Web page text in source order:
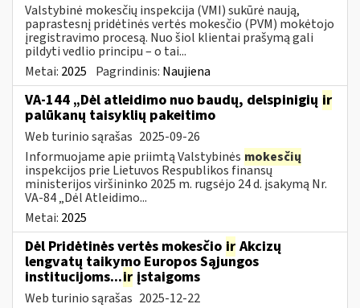
Valstybinė mokesčių inspekcija (VMI) sukūrė naują,
paprastesnį pridėtinės vertės mokesčio (PVM) mokėtojo
įregistravimo procesą. Nuo šiol klientai prašymą gali
pildyti vedlio principu – o tai...
Metai: 2025 Pagrindinis: Naujiena
VA-144 „Dėl atleidimo nuo baudų, delspinigių ir
palūkanų taisyklių pakeitimo
Web turinio sąrašas 2025-09-26
Informuojame apie priimtą Valstybinės mokesčių
inspekcijos prie Lietuvos Respublikos finansų
ministerijos viršininko 2025 m. rugsėjo 24 d. įsakymą Nr.
VA-84 „Dėl Atleidimo...
Metai: 2025
Dėl Pridėtinės vertės mokesčio ir Akcizų
lengvatų taikymo Europos Sąjungos
institucijoms...ir įstaigoms
Web turinio sąrašas 2025-12-22